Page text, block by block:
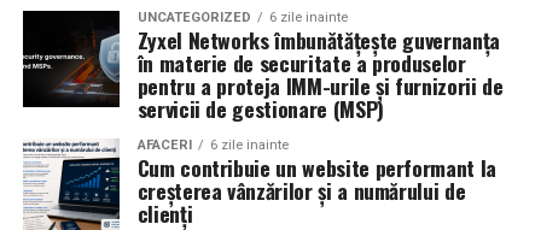
într-un domeniu în care credibilitatea se construiește
greu și se pierde repede.
Mirela Iacobvinde cosmetice naturale și lucrează cu
femei care vor produse în care au încredere. Prezența ei
publică este, pentru clientele ei, primul semn că brandul
ei e real.
UNCATEGORIZED 6 zile inainte
Zyxel Networks îmbunătățește guvernanța
în materie de securitate a produselor
pentru a proteja IMM-urile și furnizorii de
servicii de gestionare (MSP)
AFACERI 6 zile inainte
Cum contribuie un website performant la
creșterea vânzărilor și a numărului de
clienți